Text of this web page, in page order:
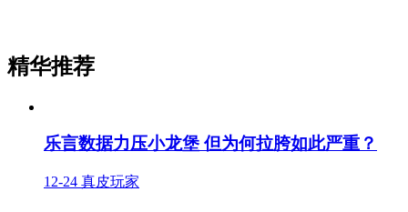
精华推荐
乐言数据力压小龙堡 但为何拉胯如此严重？
12-24 真皮玩家